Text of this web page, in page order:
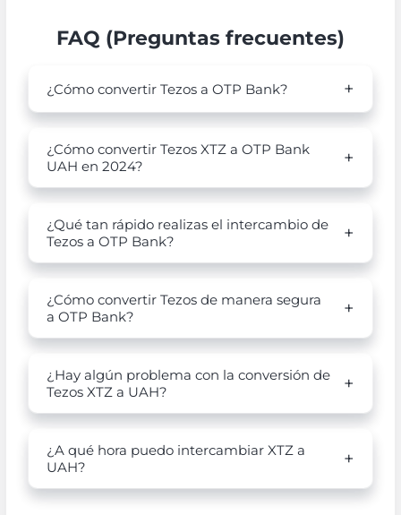
FAQ (Preguntas frecuentes)
¿Cómo convertir Tezos a OTP Bank?
¿Cómo convertir Tezos XTZ a OTP Bank
UAH en 2024?
¿Qué tan rápido realizas el intercambio de
Tezos a OTP Bank?
¿Cómo convertir Tezos de manera segura
a OTP Bank?
¿Hay algún problema con la conversión de
Tezos XTZ a UAH?
¿A qué hora puedo intercambiar XTZ a
UAH?